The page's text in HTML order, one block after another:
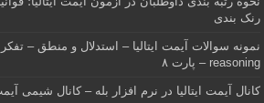
رنک بندی
reasoning – پارت ۸
کانال آیمت ایتالیا در نرم افزار بله – کانال شیمی